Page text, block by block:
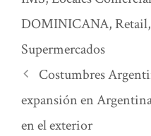
DOMINICANA, Retail,
Supermercados
Costumbres
expansión en
en el exterior